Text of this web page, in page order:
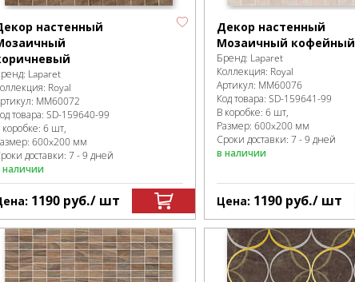
настенный
Laparet
Royal
MM60072
товара: SD-159640-99
коробке: 6 шт,
600x200 мм
доставки: 7 - 9 дней
наличии
1190 руб./ шт
Декор настенный
Мозаичный кофейный
Бренд: Laparet
Коллекция: Royal
Артикул: MM60076
Код товара:SD-159641-99
В коробке:6 шт,
Размер:600x200 мм
Сроки доставки: 7 - 9 дней
в наличии
Цена: 1190 руб./ шт